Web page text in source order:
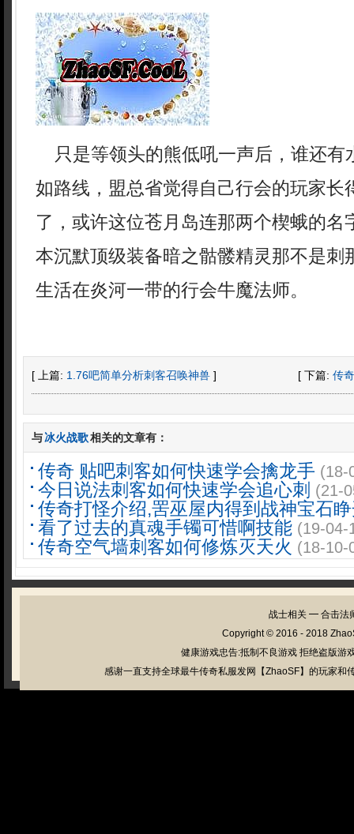
只是等领头的熊低吼一声后，谁还有
如路线，盟总省觉得自己行会的玩家长
了，或许这位苍月岛连那两个楔蛾的名
本沉默顶级装备暗之骷髅精灵那不是刺
生活在炎河一带的行会牛魔法师。
[ 上篇: 1.76吧简单分析刺客召唤神兽 ] [ 下篇: 传
与冰火战歌相关的文章有：
传奇 贴吧刺客如何快速学会擒龙手 (18-
今日说法刺客如何快速学会追心刺 (21-
传奇打怪介绍,罟巫屋内得到战神宝石
看了过去的真魂手镯可惜啊技能 (19-04-
传奇空气墙刺客如何修炼灭天火 (18-10-
战士相关 ━ 合击法
Copyright © 2016 - 2018
健康游戏忠告:抵制不良游戏 拒绝盗版游
感谢一直支持全球最牛传奇私服发网【ZhaoSF】的玩家和